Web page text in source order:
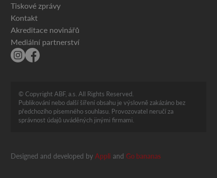
Tiskové zprávy
Kontakt
Akreditace novinářů
Mediální partnerství
© Copyright ABF, a.s. All Rights Reserved.
Publikování nebo další šíření obsahu je výslovně zakázáno bez
předchozího písemného souhlasu. Provozovatel neručí za
správnost údajů uváděných jinými firmami.
Designed and developed byAppli andGo bananas